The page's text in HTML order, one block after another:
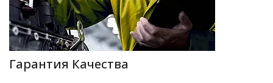
Гарантия Качества